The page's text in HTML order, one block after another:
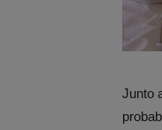
Junto